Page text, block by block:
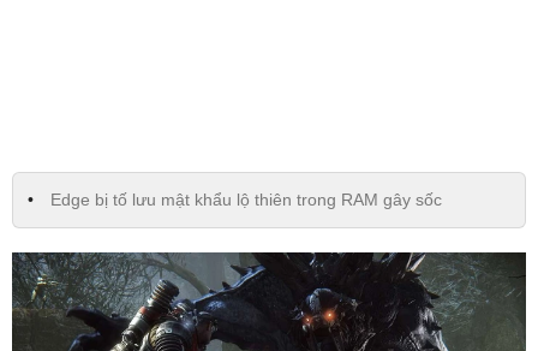
Edge bị tố lưu mật khẩu lộ thiên trong RAM gây sốc